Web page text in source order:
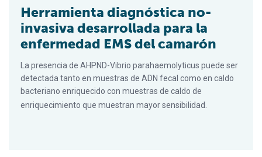
Herramienta diagnóstica no-
invasiva desarrollada para la
enfermedad EMS del camarón
La presencia de AHPND-Vibrio parahaemolyticus puede ser
detectada tanto en muestras de ADN fecal como en caldo
bacteriano enriquecido con muestras de caldo de
enriquecimiento que muestran mayor sensibilidad.